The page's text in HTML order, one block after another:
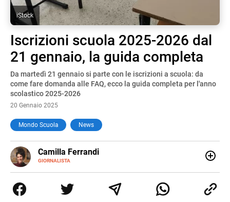
iStock
Iscrizioni scuola 2025-2026 dal
21 gennaio, la guida completa
Da martedì 21 gennaio si parte con le iscrizioni a scuola: da
come fare domanda alle FAQ, ecco la guida completa per l'anno
scolastico 2025-2026
20 Gennaio 2025
Mondo Scuola News
Camilla Ferrandi
GIORNALISTA
E-
MAIL
LINKEDIN
di trasformare la passione per la scrittura in un lavoro, e
da lì non mi sono più fermata. L’attualità è il mio pane